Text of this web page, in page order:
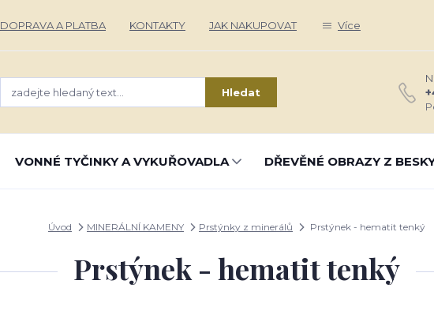
DOPRAVA A PLATBA KONTAKTY JAK NAKUPOVAT Více
Hledat
VONNÉ TYČINKY A VYKUŘOVADLA DŘEVĚNÉ OBRAZY Z
Úvod MINERÁLNÍ KAMENY Prstýnky z minerálů Prstýnek - hematit tenký
Prstýnek - hematit tenký